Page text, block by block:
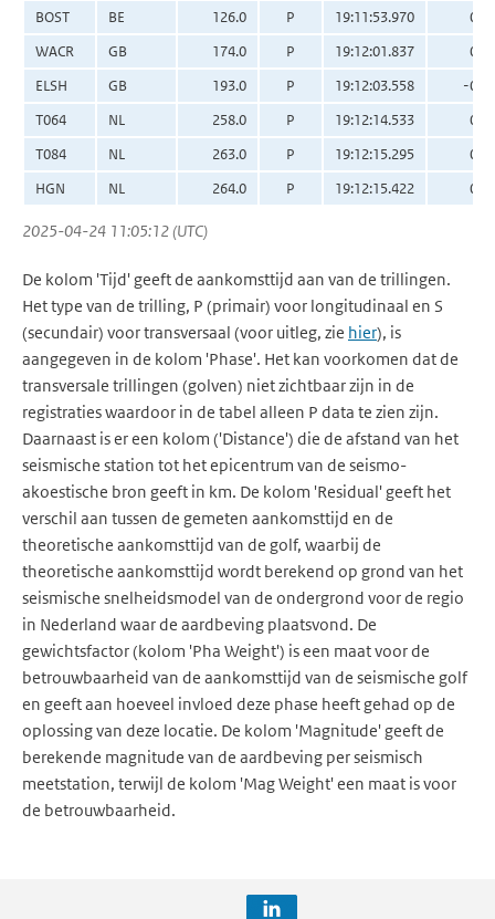
BOST
BE 126.0 P 19:11:53.970
0.08
WACR
GB 174.0 P 19:12:01.837
0.34
ELSH
GB 193.0 P 19:12:03.558
-0.78
T064
NL 258.0 P 19:12:14.533
0.85
T084
NL 263.0 P 19:12:15.295
0.77
HGN
NL 264.0 P 19:12:15.422 0.68
2025-04-24 11:05:12 (UTC)
De kolom 'Tijd' geeft de aankomsttijd aan van de trillingen.
Het type van de trilling, P (primair) voor longitudinaal en S
(secundair) voor transversaal (voor uitleg, zie hier), is
aangegeven in de kolom 'Phase'. Het kan voorkomen dat de
transversale trillingen (golven) niet zichtbaar zijn in de
registraties waardoor in de tabel alleen P data te zien zijn.
Daarnaast is er een kolom ('Distance') die de afstand van het
seismische station tot het epicentrum van de seismo-
akoestische bron geeft in km. De kolom 'Residual' geeft het
verschil aan tussen de gemeten aankomsttijd en de
theoretische aankomsttijd van de golf, waarbij de
theoretische aankomsttijd wordt berekend op grond van het
seismische snelheidsmodel van de ondergrond voor de regio
in Nederland waar de aardbeving plaatsvond. De
gewichtsfactor (kolom 'Pha Weight') is een maat voor de
betrouwbaarheid van de aankomsttijd van de seismische golf
en geeft aan hoeveel invloed deze phase heeft gehad op de
oplossing van deze locatie. De kolom 'Magnitude' geeft de
berekende magnitude van de aardbeving per seismisch
meetstation, terwijl de kolom 'Mag Weight' een maat is voor
de betrouwbaarheid.